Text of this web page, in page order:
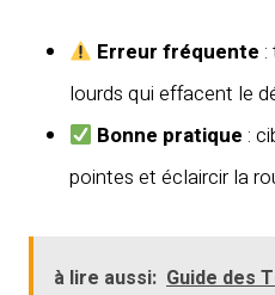
Erreur fréquente :
lourds qui effacent le
Bonne pratique :
pointes et éclaircir la
à lire aussi: Guide des